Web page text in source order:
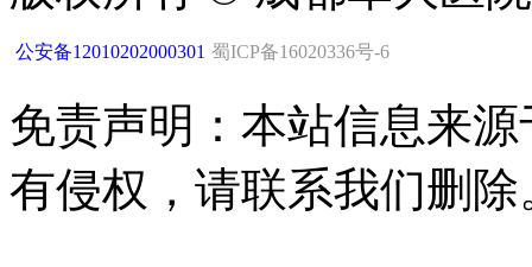
公安备12010202000301 蜀ICP备16020336号-6
免责声明：本站信息来
有侵权，请联系我们删除